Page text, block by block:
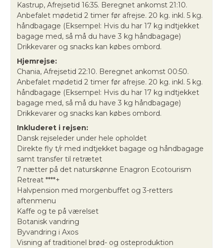
Kastrup, Afrejsetid 16:35. Beregnet ankomst 21:10.
Anbefalet mødetid 2 timer før afrejse. 20 kg. inkl. 5 kg.
håndbagage (Eksempel: Hvis du har 17 kg indtjekket
bagage med, så må du have 3 kg håndbagage)
Drikkevarer og snacks kan købes ombord.
Hjemrejse:
Chania, Afrejsetid 22:10. Beregnet ankomst 00:50.
Anbefalet mødetid 2 timer før afrejse. 20 kg. inkl. 5 kg.
håndbagage (Eksempel: Hvis du har 17 kg indtjekket
bagage med, så må du have 3 kg håndbagage)
Drikkevarer og snacks kan købes ombord.
Inkluderet i rejsen:
Dansk rejseleder under hele opholdet
Direkte fly t/r med indtjekket bagage og håndbagage
samt transfer til retrætet
7 nætter på det naturskønne Enagron Ecotourism
Retreat ****+
Halvpension med morgenbuffet og 3-retters
aftenmenu
Kaffe og te på værelset
Botanisk vandring
Byvandring i Axos
Visning af traditionel brød- og osteproduktion